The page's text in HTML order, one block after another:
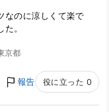
なのに涼しくて楽で
。
京都
報告 役に立った 0